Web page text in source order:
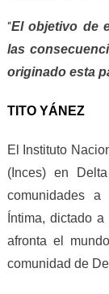
“El objetivo de
las
originado esta
TITO YÁNEZ
El Instituto
(Inces) en
comunidades
Íntima,dictadoa
afronta el
comunidad de